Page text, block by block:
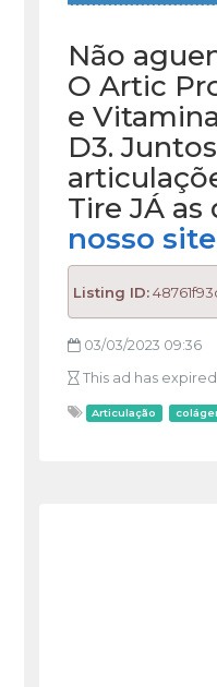
Não
O Artic
e Vitamina
D3.
Tire JÁ
nosso
Listing ID:
03/03/2023 09:36
This ad has expired
Articulação